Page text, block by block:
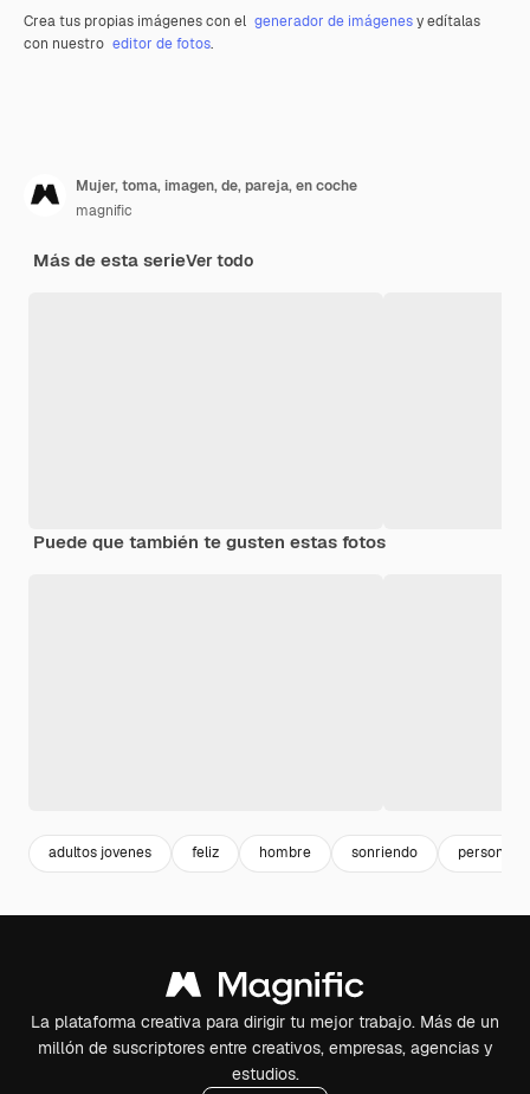
Crea tus propias imágenes con el generador de imágenesy edítalas
con nuestro editor de fotos.
Mujer, toma, imagen, de, pareja, en coche
magnific
Más de esta serieVer todo
Puede que también te gusten estas fotos
adultos jovenes feliz hombre sonriendo persona
La plataforma creativa para dirigir tu mejor trabajo. Más de un
millón de suscriptores entre creativos, empresas, agencias y
estudios.